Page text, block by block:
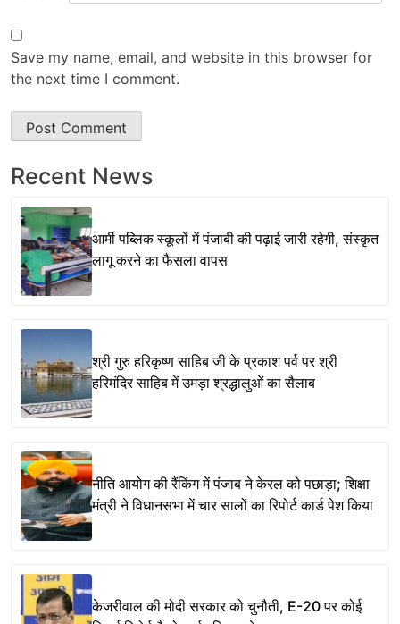
Save my name, email, and website in this browser for
the next time I comment.
Recent News
आर्मी पब्लिक स्कूलों में पंजाबी की पढ़ाई जारी रहेगी, संस्कृत
लागू करने का फैसला वापस
श्री गुरु हरिकृष्ण साहिब जी के प्रकाश पर्व पर श्री
हरिमंदिर साहिब में उमड़ा श्रद्धालुओं का सैलाब
नीति आयोग की रैंकिंग में पंजाब ने केरल को पछाड़ा; शिक्षा
मंत्री ने विधानसभा में चार सालों का रिपोर्ट कार्ड पेश किया
केजरीवाल की मोदी सरकार को चुनौती, E-20 पर कोई